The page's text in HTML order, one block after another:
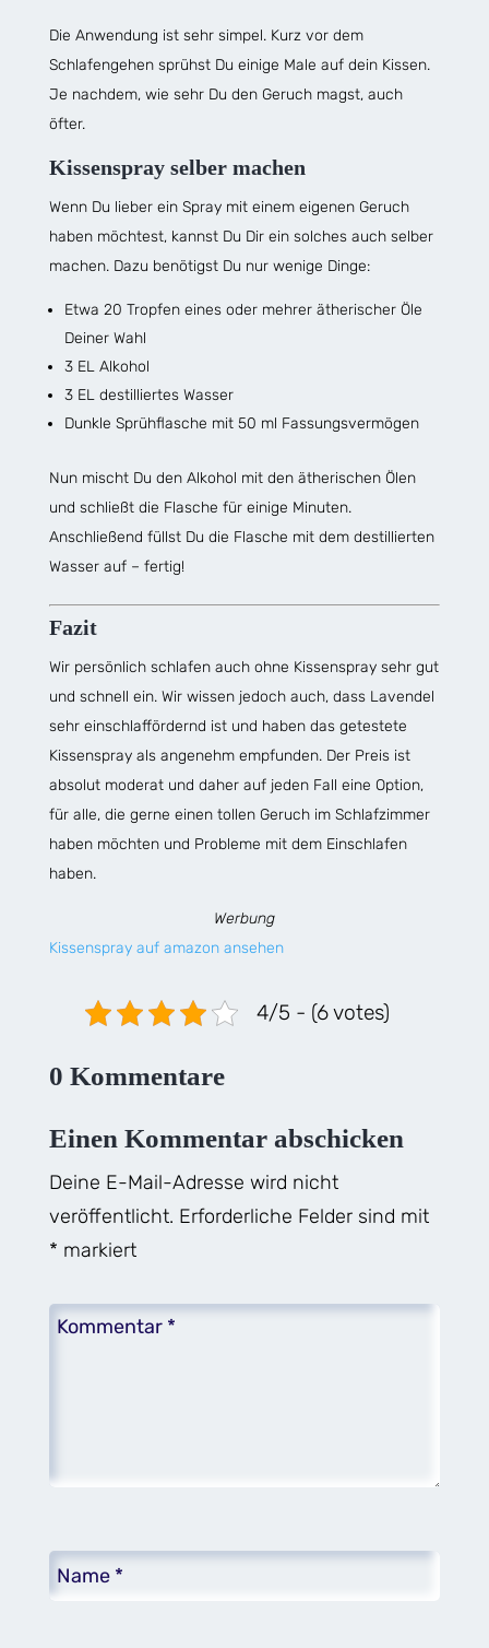
Die Anwendung ist sehr simpel. Kurz vor dem
Schlafengehen sprühst Du einige Male auf dein Kissen.
Je nachdem, wie sehr Du den Geruch magst, auch
öfter.
Kissenspray selber machen
Wenn Du lieber ein Spray mit einem eigenen Geruch
haben möchtest, kannst Du Dir ein solches auch selber
machen. Dazu benötigst Du nur wenige Dinge:
Etwa 20 Tropfen eines oder mehrer ätherischer Öle
Deiner Wahl
3 EL Alkohol
3 EL destilliertes Wasser
Dunkle Sprühflasche mit 50 ml Fassungsvermögen
Nun mischt Du den Alkohol mit den ätherischen Ölen
und schließt die Flasche für einige Minuten.
Anschließend füllst Du die Flasche mit dem destillierten
Wasser auf – fertig!
Fazit
Wir persönlich schlafen auch ohne Kissenspray sehr gut
und schnell ein. Wir wissen jedoch auch, dass Lavendel
sehr einschlaffördernd ist und haben das getestete
Kissenspray als angenehm empfunden. Der Preis ist
absolut moderat und daher auf jeden Fall eine Option,
für alle, die gerne einen tollen Geruch im Schlafzimmer
haben möchten und Probleme mit dem Einschlafen
haben.
Werbung
Kissenspray auf amazon ansehen
4/5 - (6 votes)
0 Kommentare
Einen Kommentar abschicken
Deine E-Mail-Adresse wird nicht
veröffentlicht. Erforderliche Felder sind mit
* markiert